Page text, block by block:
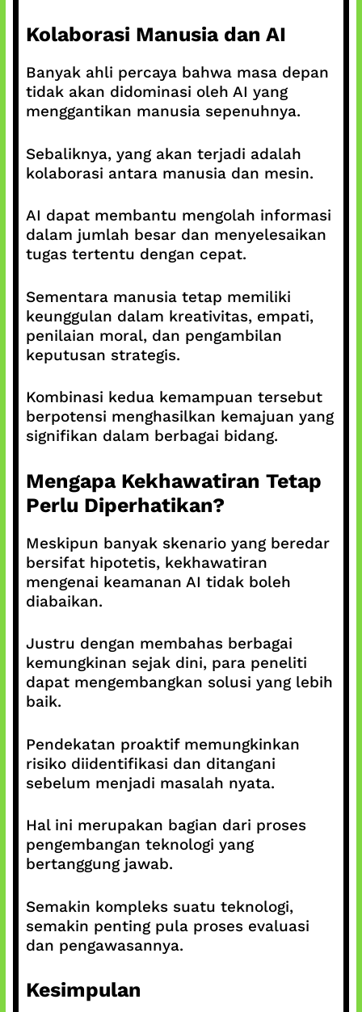
Kolaborasi Manusia dan AI
Banyak ahli percaya bahwa masa depan
tidak akan didominasi oleh AI yang
menggantikan manusia sepenuhnya.
Sebaliknya, yang akan terjadi adalah
kolaborasi antara manusia dan mesin.
AI dapat membantu mengolah informasi
dalam jumlah besar dan menyelesaikan
tugas tertentu dengan cepat.
Sementara manusia tetap memiliki
keunggulan dalam kreativitas, empati,
penilaian moral, dan pengambilan
keputusan strategis.
Kombinasi kedua kemampuan tersebut
berpotensi menghasilkan kemajuan yang
signifikan dalam berbagai bidang.
Mengapa Kekhawatiran Tetap
Perlu Diperhatikan?
Meskipun banyak skenario yang beredar
bersifat hipotetis, kekhawatiran
mengenai keamanan AI tidak boleh
diabaikan.
Justru dengan membahas berbagai
kemungkinan sejak dini, para peneliti
dapat mengembangkan solusi yang lebih
baik.
Pendekatan proaktif memungkinkan
risiko diidentifikasi dan ditangani
sebelum menjadi masalah nyata.
Hal ini merupakan bagian dari proses
pengembangan teknologi yang
bertanggung jawab.
Semakin kompleks suatu teknologi,
semakin penting pula proses evaluasi
dan pengawasannya.
Kesimpulan